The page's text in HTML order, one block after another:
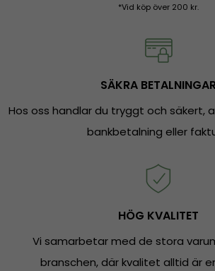
*Vid köp över 200 kr.
SÄKRA
Hos oss handlar du tryggt och säkert,
bankbetalning eller
HÖG KVALITET
Vi samarbetar med de stora
branschen, där kvalitet alltid är